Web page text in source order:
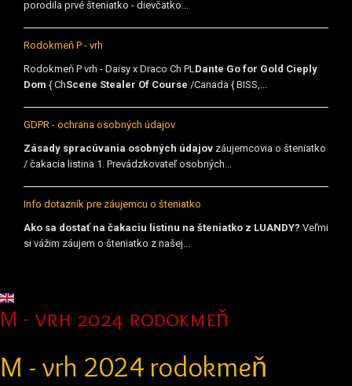
porodila prvé šteniatko - dievčatko...
Rodokmeň P - vrh
Rodokmeň P vrh - Daisy x Draco Ch PLDante Go for Gold Cieply
Dom { ChScene Stealer Of Course /Canada { BISS,...
GDPR - ochrana osobných údajov
Zásady spracúvania osobných údajov záujemcovia o šteniatko
/ čakacia listina 1. Prevádzkovateľ osobných...
Info dotazník pre záujemcu o šteniatko
Ako sa dostať na čakaciu listinu na šteniatko z LUANDY? Veľmi
si vážim záujem o šteniatko z našej...
Vyberte váš jazyk
M - vrh 2024 rodokmeň
M - vrh 2024 rodokmeň